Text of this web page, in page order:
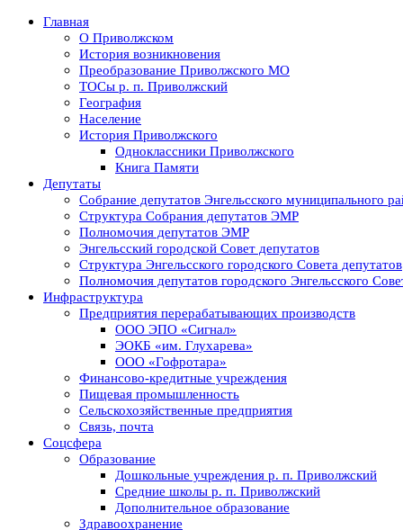
Главная
О Приволжском
История возникновения
Преобразование Приволжского МО
ТОСы р. п. Приволжский
География
Население
История Приволжского
Одноклассники Приволжского
Книга Памяти
Депутаты
Собрание депутатов Энгельсского муниципального
Структура Собрания депутатов ЭМР
Полномочия депутатов ЭМР
Энгельсский городской Совет депутатов
Структура Энгельсского городского Совета депутатов
Полномочия депутатов городского Энгельсского
Инфраструктура
Предприятия перерабатывающих производств
ООО ЭПО «Сигнал»
ЭОКБ «им. Глухарева»
ООО «Гофротара»
Финансово-кредитные учреждения
Пищевая промышленность
Сельскохозяйственные предприятия
Связь, почта
Соцсфера
Образование
Дошкольные учреждения р. п. Приволжский
Средние школы р. п. Приволжский
Дополнительное образование
Здравоохранение